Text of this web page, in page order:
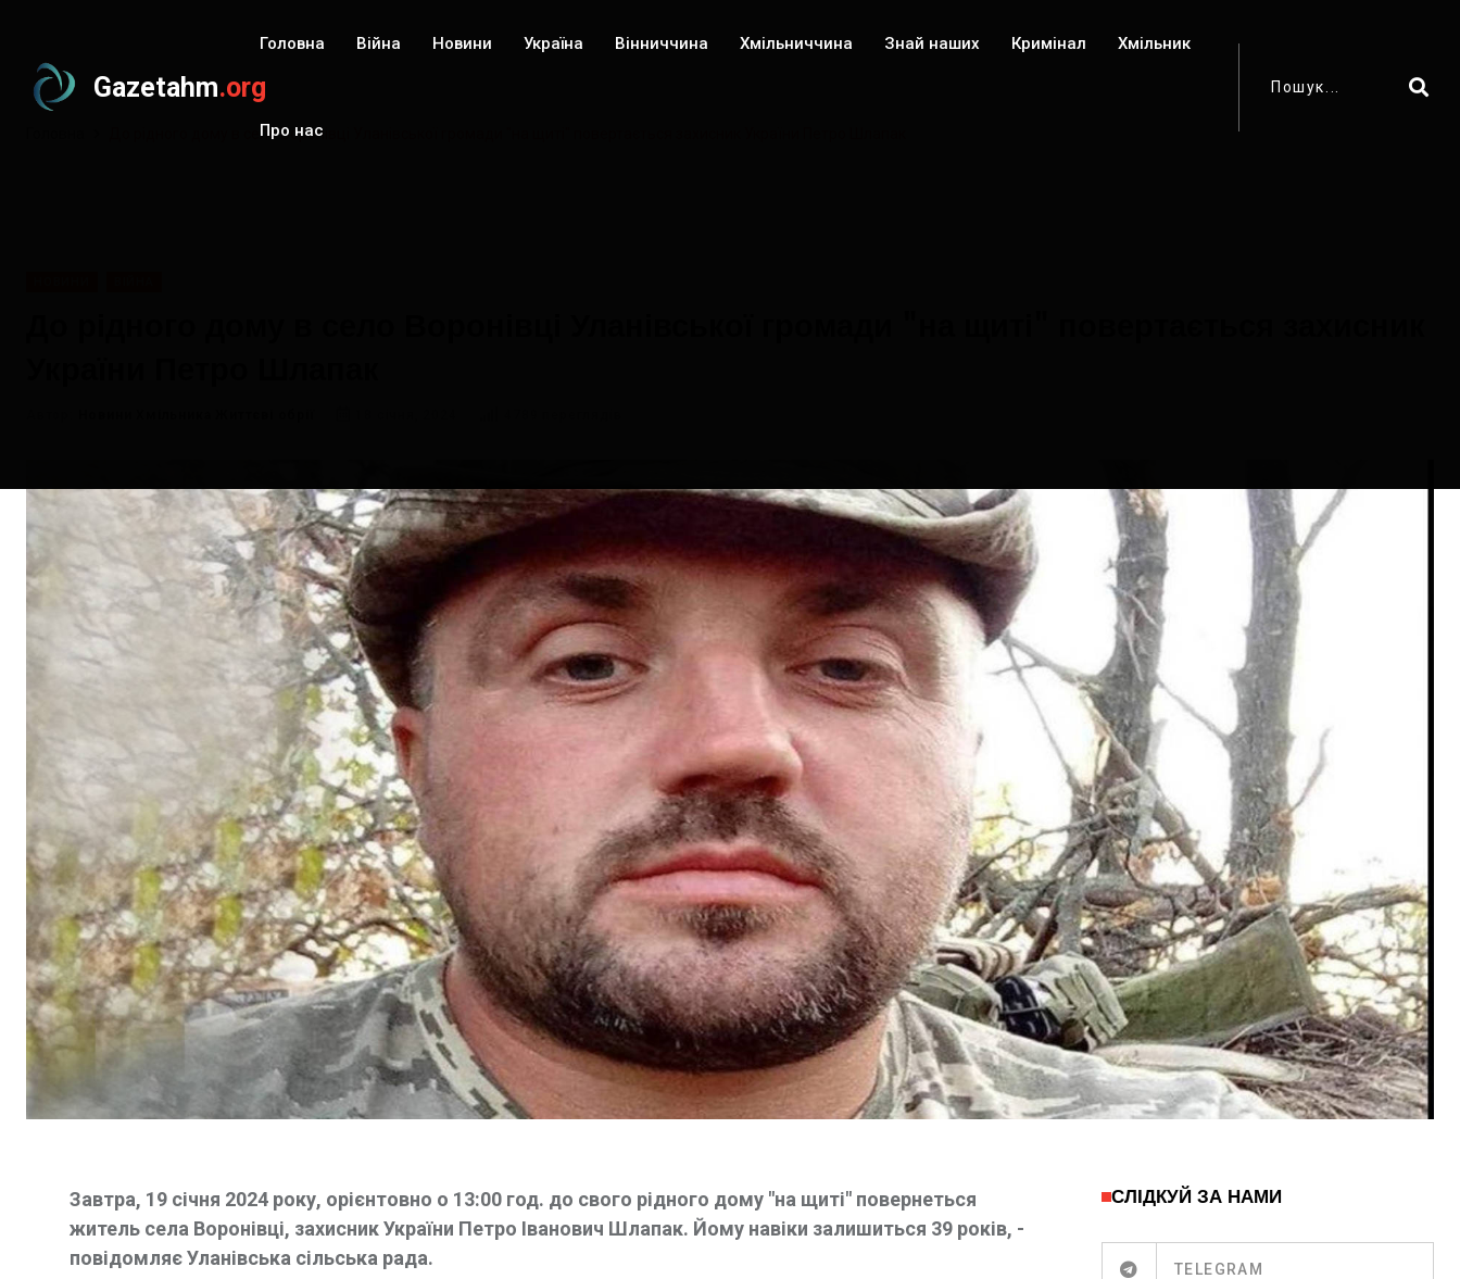
Gazetahm.org
Головна Війна Новини Україна Вінниччина Хмільниччина Знай наших Кримінал Хмільник
Про нас
До рідного дому в село Воронівці Уланівської громади "на щиті" повертається захисник України Петро Шлапак
Завтра, 19 січня 2024 року, орієнтовно о 13:00 год. до свого рідного дому "на щиті" повернеться
житель села Воронівці, захисник України Петро Іванович Шлапак. Йому навіки залишиться 39 років, -
повідомляє Уланівська сільська рада.
СЛІДКУЙ ЗА НАМИ
TELEGRAM